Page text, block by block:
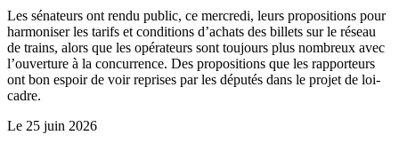
Les sénateurs ont rendu public, ce mercredi, leurs propositions pour
harmoniser les tarifs et conditions d’achats des billets sur le réseau
de trains, alors que les opérateurs sont toujours plus nombreux avec
l’ouverture à la concurrence. Des propositions que les rapporteurs
ont bon espoir de voir reprises par les députés dans le projet de loi-
cadre.
Le 25 juin 2026